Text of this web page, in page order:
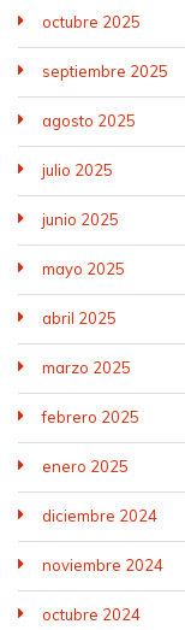
octubre 2025
septiembre 2025
agosto 2025
julio 2025
junio 2025
mayo 2025
abril 2025
marzo 2025
febrero 2025
enero 2025
diciembre 2024
noviembre 2024
octubre 2024